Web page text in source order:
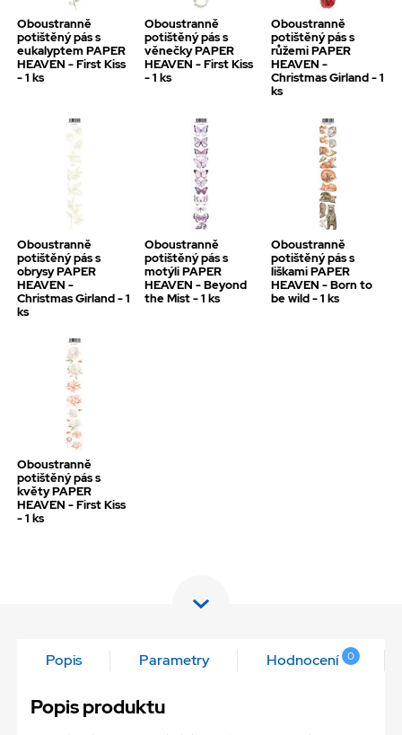
Oboustranně
potištěný pás s
eukalyptem PAPER
HEAVEN - First Kiss
- 1 ks
Oboustranně
potištěný pás s
věnečky PAPER
HEAVEN - First Kiss
- 1 ks
Oboustranně
potištěný pás s
růžemi PAPER
HEAVEN -
Christmas Girland - 1
ks
Oboustranně
potištěný pás s
obrysy PAPER
HEAVEN -
Christmas Girland - 1
ks
Oboustranně
potištěný pás s
motýli PAPER
HEAVEN - Beyond
the Mist - 1 ks
Oboustranně
potištěný pás s
liškami PAPER
HEAVEN - Born to
be wild - 1 ks
Oboustranně
potištěný pás s
květy PAPER
HEAVEN - First Kiss
- 1 ks
Popis Parametry Hodnocení 0
Popis produktu